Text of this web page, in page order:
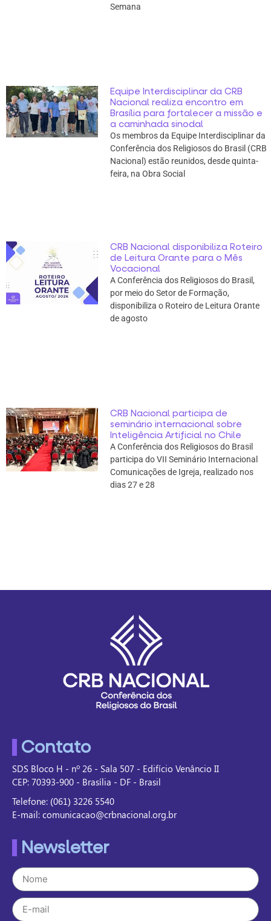
Semana
Equipe Interdisciplinar da CRB
Nacional realiza encontro em
Brasília para fortalecer a missão e
a caminhada sinodal
Os membros da Equipe Interdisciplinar da
Conferência dos Religiosos do Brasil (CRB
Nacional) estão reunidos, desde quinta-
feira, na Obra Social
CRB Nacional disponibiliza Roteiro
de Leitura Orante para o Mês
Vocacional
A Conferência dos Religiosos do Brasil,
por meio do Setor de Formação,
disponibiliza o Roteiro de Leitura Orante
de agosto
CRB Nacional participa de
seminário internacional sobre
Inteligência Artificial no Chile
A Conferência dos Religiosos do Brasil
participa do VII Seminário Internacional
Comunicações de Igreja, realizado nos
dias 27 e 28
Contato
SDS Bloco H - nº 26 - Sala 507 - Edifício Venâncio II
CEP: 70393-900 - Brasília - DF - Brasil
Telefone: (061) 3226 5540
E-mail: comunicacao@crbnacional.org.br
Newsletter